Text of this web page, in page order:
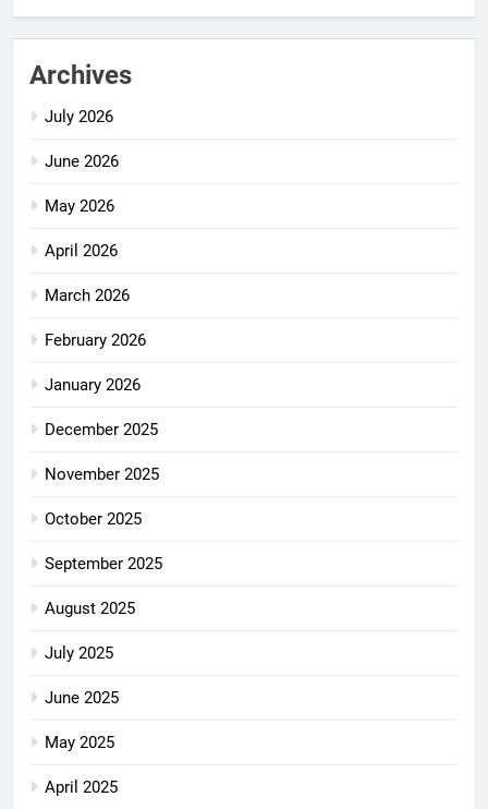
Archives
July 2026
June 2026
May 2026
April 2026
March 2026
February 2026
January 2026
December 2025
November 2025
October 2025
September 2025
August 2025
July 2025
June 2025
May 2025
April 2025